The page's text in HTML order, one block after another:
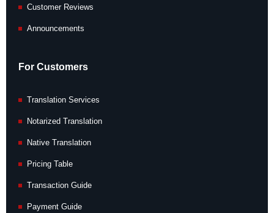
Customer Reviews
Announcements
For Customers
Translation Services
Notarized Translation
Native Translation
Pricing Table
Transaction Guide
Payment Guide